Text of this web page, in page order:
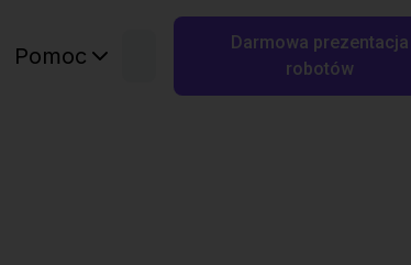
Pomoc Szukaj w RBTX…
Darmowa prezentacja
robotów
Wózek sklepowy